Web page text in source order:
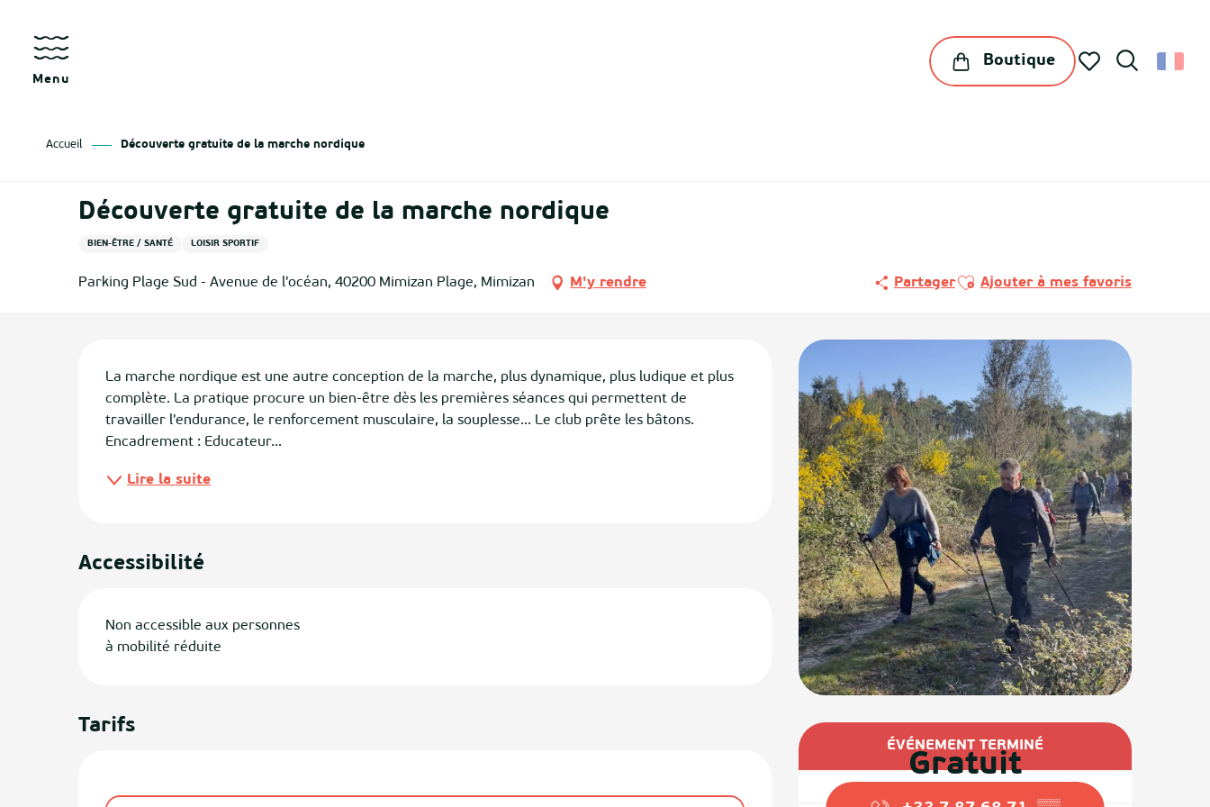
contenu
principal
Boutique
Menu
Accueil Découverte gratuite de la marche nordique
Découverte gratuite de la marche nordique
BIEN-ÊTRE / SANTÉ LOISIR SPORTIF
Parking Plage Sud - Avenue de l'océan, 40200 Mimizan Plage, Mimizan M'y rendre PartagerAjouter aux favoris
Ajouter à mes favoris
Ouverture et coordonnées
ÉVÉNEMENT TERMINÉ
Gratuit
La marche nordique est une autre conception de la marche, plus dynamique, plus ludique et plus
complète. La pratique procure un bien-être dès les premières séances qui permettent de
travailler l'endurance, le renforcement musculaire, la souplesse... Le club prête les bâtons.
Encadrement : Educateur...
Lire la suite
Accessibilité
Non accessible aux personnes
à mobilité réduite
Tarifs